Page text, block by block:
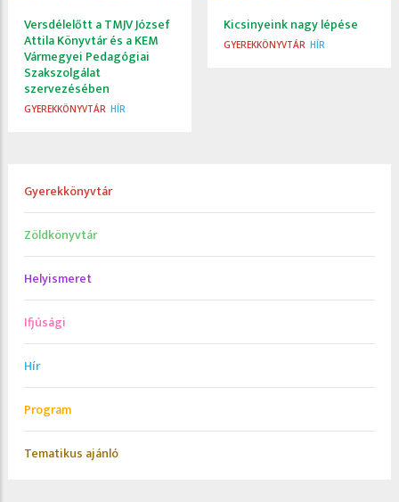
Versdélelőtt a TMJV József
Attila Könyvtár és a KEM
Vármegyei Pedagógiai
Szakszolgálat
szervezésében
GYEREKKÖNYVTÁR HÍR
Kicsinyeink nagy lépése
GYEREKKÖNYVTÁR HÍR
Gyerekkönyvtár
Zöldkönyvtár
Helyismeret
Ifjúsági
Hír
Program
Tematikus ajánló